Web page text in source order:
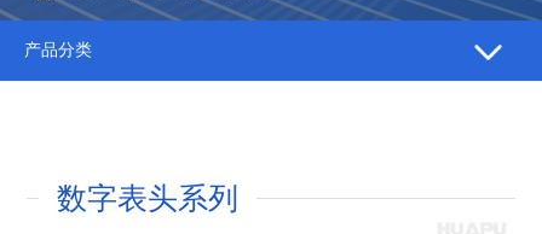
产品分类
数字表头系列